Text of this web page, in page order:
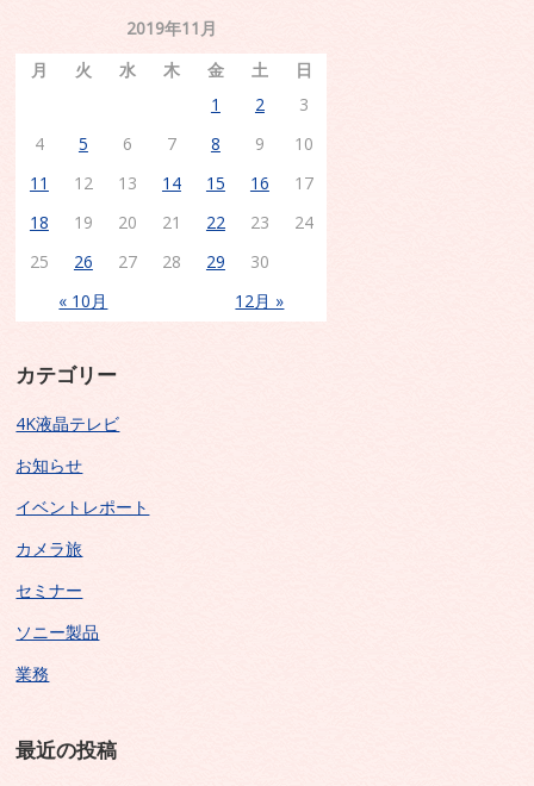
2019年11月
月
火 水 木 金 土 日
« 10月 12月 »
1 2
3
4
5 6 7 8 9
10
11
12 13 14 15 16
17
18
19 20 21 22 23
24
25
26 27 28 29 30
カテゴリー
4K液晶テレビ
お知らせ
イベントレポート
カメラ旅
セミナー
ソニー製品
業務
最近の投稿